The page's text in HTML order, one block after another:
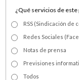
¿Qué servicios de
RSS (Sindicación de
Redes Sociales
Notas de prensa
Previsiones
Todos